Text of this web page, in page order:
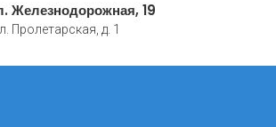
Железнодорожная, 19
Пролетарская, д. 1